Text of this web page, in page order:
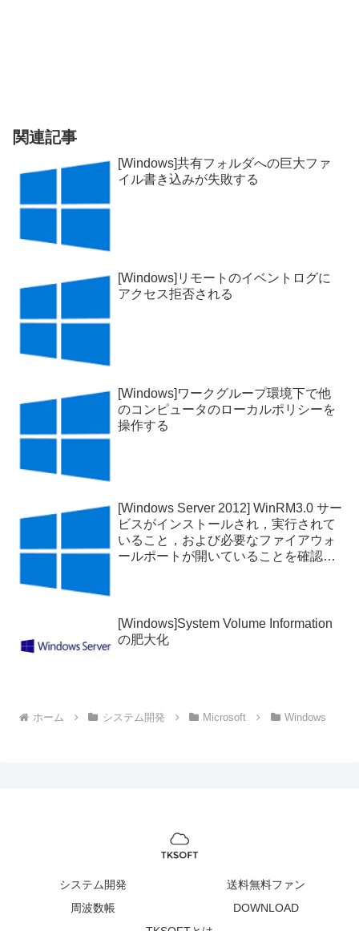
関連記事
[Windows]共有フォルダへの巨大ファ
イル書き込みが失敗する
[Windows]リモートのイベントログに
アクセス拒否される
[Windows]ワークグループ環境下で他
のコンピュータのローカルポリシーを
操作する
[Windows Server 2012] WinRM3.0 サー
ビスがインストールされ，実行されて
いること，および必要なファイアウォ
ールポートが開いていることを確認し
[Windows]System Volume Information
の肥大化
ホーム システム開発 Microsoft Windows
システム開発
送料無料ファン
周波数帳
DOWNLOAD